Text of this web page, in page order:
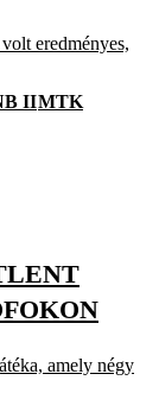
eredményes,
IIMTK
amely négy